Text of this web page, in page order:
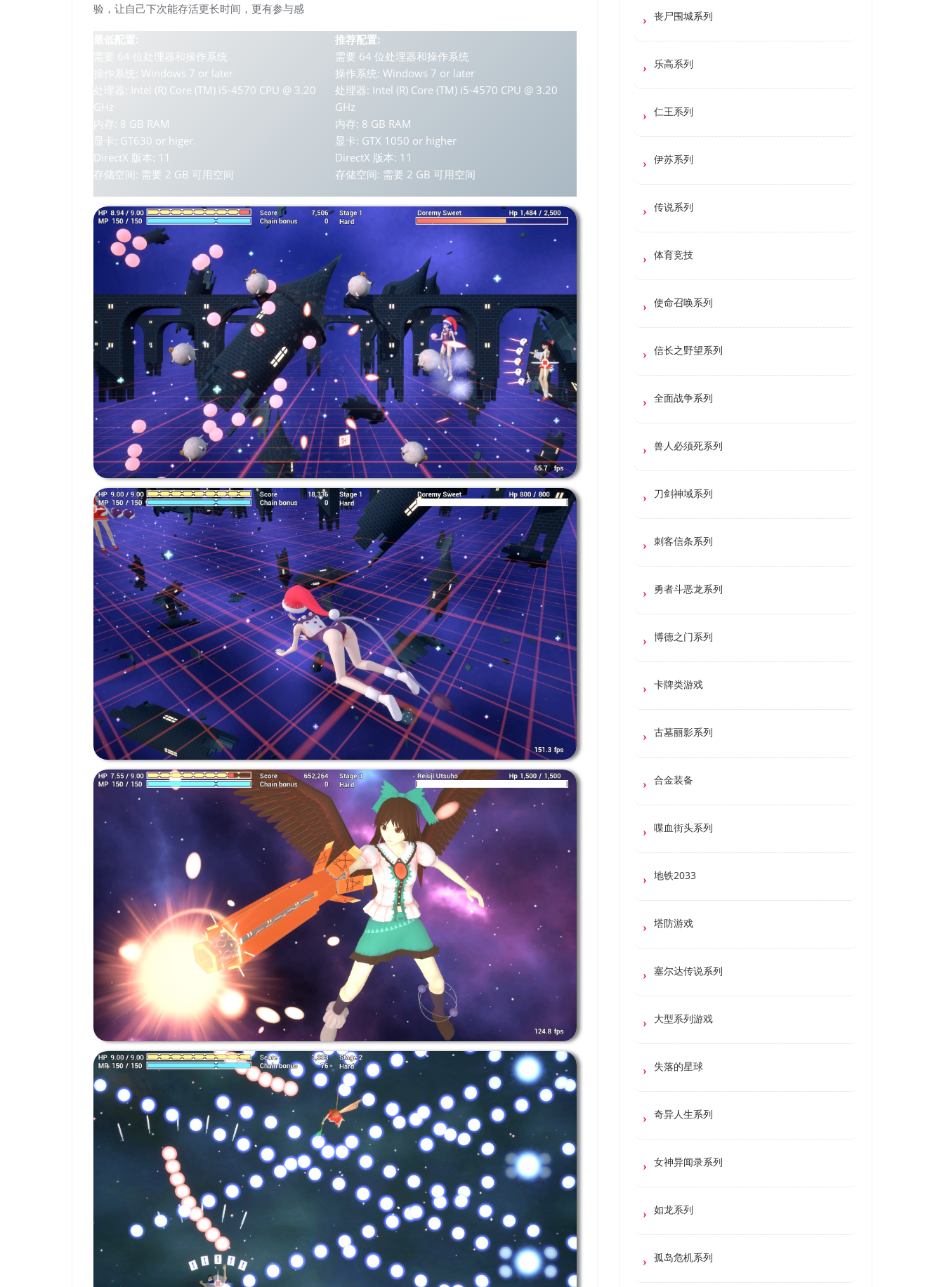
验，让自己下次能存活更长时间，更有参与感
需要 64 位处理器和操作系统
操作系统: Windows 7 or later
处理器: Intel (R) Core (TM) i5-4570 CPU @ 3.20
GHz
内存: 8 GB RAM
显卡: GT630 or higer.
DirectX 版本: 11
存储空间: 需要 2 GB 可用空间
推荐配置:
需要 64 位处理器和操作系统
操作系统: Windows 7 or later
处理器: Intel (R) Core (TM) i5-4570 CPU @ 3.20
GHz
内存: 8 GB RAM
显卡: GTX 1050 or higher
DirectX 版本: 11
存储空间: 需要 2 GB 可用空间
丧尸围城系列
乐高系列
仁王系列
伊苏系列
传说系列
体育竞技
使命召唤系列
信长之野望系列
全面战争系列
兽人必须死系列
刀剑神域系列
刺客信条系列
勇者斗恶龙系列
博德之门系列
卡牌类游戏
古墓丽影系列
合金装备
喋血街头系列
地铁2033
塔防游戏
塞尔达传说系列
大型系列游戏
失落的星球
奇异人生系列
女神异闻录系列
如龙系列
孤岛危机系列